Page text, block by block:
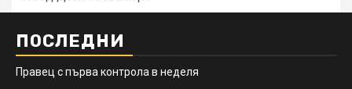
ПОСЛЕДНИ
Правец с първа контрола в неделя